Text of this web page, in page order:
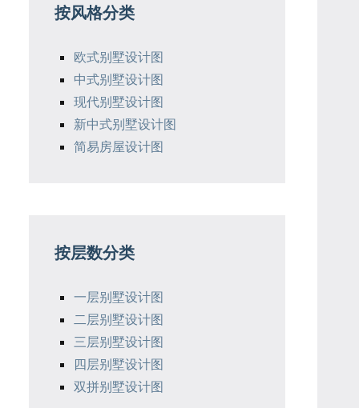
按风格分类
欧式别墅设计图
中式别墅设计图
现代别墅设计图
新中式别墅设计图
简易房屋设计图
按层数分类
一层别墅设计图
二层别墅设计图
三层别墅设计图
四层别墅设计图
双拼别墅设计图